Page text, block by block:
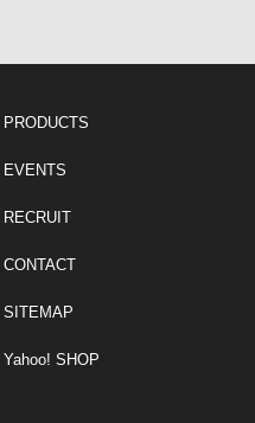
PRODUCTS
EVENTS
RECRUIT
CONTACT
SITEMAP
Yahoo! SHOP